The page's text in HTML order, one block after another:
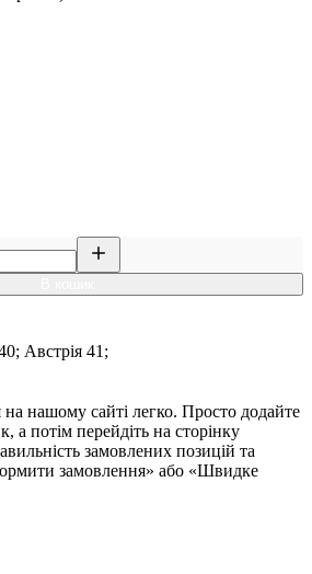
Австрія 41;
нашому сайті легко. Просто додайте
а потім перейдіть на сторінку
замовлених позицій та
замовлення» або «Швидке